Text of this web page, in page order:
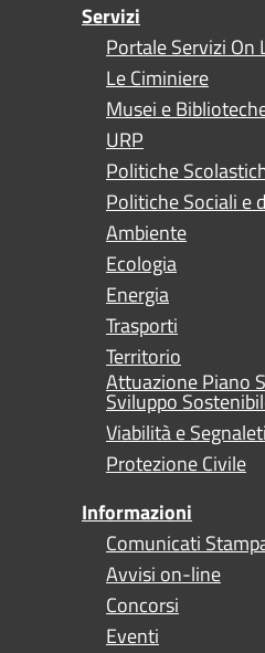
Servizi
Portale Servizi On
Le Ciminiere
Musei e
URP
Politiche
Politiche Sociali e
Ambiente
Ecologia
Energia
Trasporti
Territorio
Attuazione Piano
Sviluppo
Viabilità e
Protezione Civile
Informazioni
Comunicati
Avvisi on-line
Concorsi
Eventi